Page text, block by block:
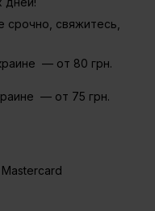
срочно, свяжитесь,
— от 80 грн.
— от 75 грн.